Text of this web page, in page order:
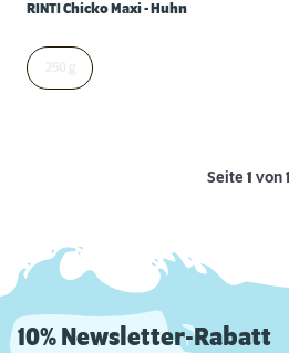
RINTI Chicko Maxi - Huhn
Seite1 von 1
10% Newsletter-Rabatt